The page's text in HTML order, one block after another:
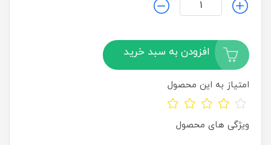
افزودن به سبد خرید
امتیاز به این محصول
ویژگی های محصول